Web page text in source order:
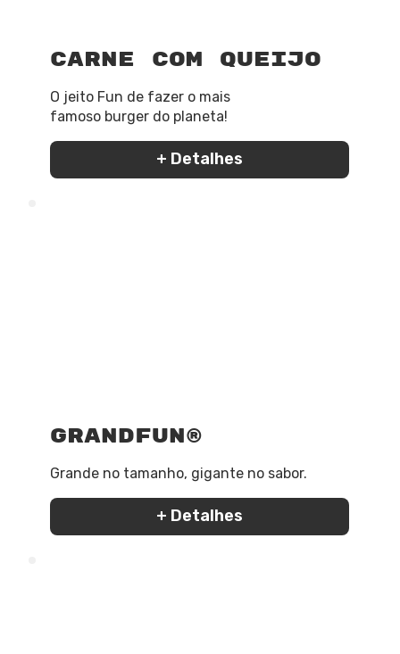
Carne com Queijo
O jeito Fun de fazer o mais
famoso burger do planeta!
+ Detalhes
GrandFun®
Grande no tamanho, gigante no sabor.
+ Detalhes